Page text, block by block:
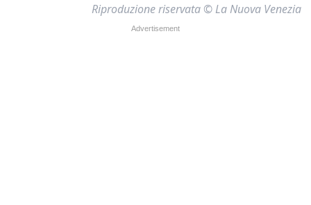
Riproduzione riservata © La Nuova Venezia